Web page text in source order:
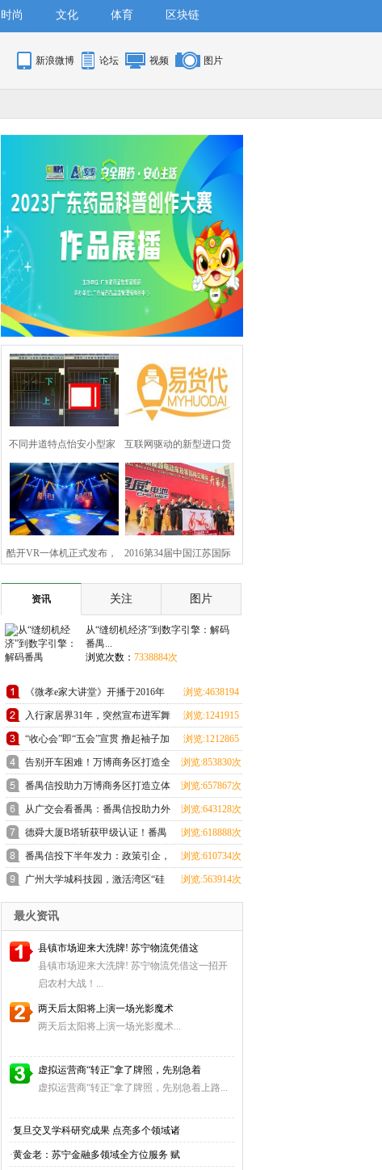
时尚 文化 体育 区块链
新浪微博 论坛 视频 图片
不同井道特点怡安小型家
用电梯(小型别墅电梯)的
设计方法
互联网驱动的新型进口货
代公司-易货代进口物流平
台
酷开VR一体机正式发布，
刷新行业高度
2016第34届中国江苏国际
资讯
关注 图片
从“缝纫机经济”到数字引擎：解码
番禺...
浏览次数： 7338884次
《微孝e家大讲堂》开播于2016年
浏览:4638194
次
入行家居界31年，突然宣布进军舞
蹈界？红星美凯龙究竟在闹哪
young？！
浏览:1241915
次
“收心会”即“五会”宣贯 撸起袖子加
油干
浏览:1212865
次
告别开车困难！万博商务区打造全
市第一地下环路导航
浏览:853830次
番禺信投助力万博商务区打造立体
交通，重塑番禺出行新格局
浏览:657867次
从广交会看番禺：番禺信投助力外
贸腾飞之路
浏览:643128次
德舜大厦B塔斩获甲级认证！番禺
信投赋能湾区商务新高度
浏览:618888次
番禺信投下半年发力：政策引企，
科创赋能！
浏览:610734次
广州大学城科技园，激活湾区“硅
谷”动能
浏览:563914次
最火资讯
县镇市场迎来大洗牌! 苏宁物流凭借这
县镇市场迎来大洗牌! 苏宁物流凭借这一招开
启农村大战！...
两天后太阳将上演一场光影魔术
两天后太阳将上演一场光影魔术...
虚拟运营商“转正”拿了牌照，先别急着
虚拟运营商“转正”拿了牌照，先别急着上路...
·复旦交叉学科研究成果 点亮多个领域诸
·黄金老：苏宁金融多领域全方位服务 赋